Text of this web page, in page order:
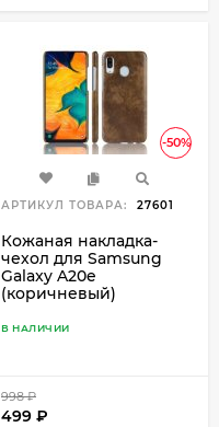
-50%
АРТИКУЛ ТОВАРА: 27601
Кожаная накладка-
чехол для Samsung
Galaxy A20e
(коричневый)
В НАЛИЧИИ
998₽
499 ₽